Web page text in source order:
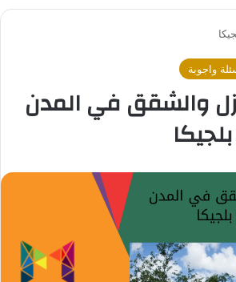
واجوبة
والشقق في المدن